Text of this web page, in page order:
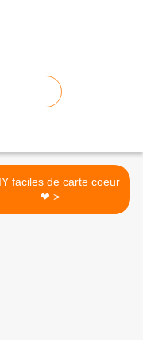
faciles de carte coeur
❤ >